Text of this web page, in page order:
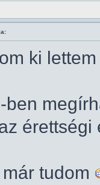
ki
ben
tudom